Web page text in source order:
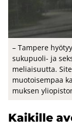
– Tam­pe­re
sukupuoli-​ ja
me­liai­suut­ta.
muo­toi­sem­paa
muk­sen
Kai­kil­le